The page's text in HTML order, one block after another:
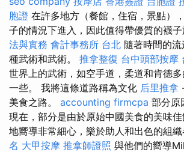
胞證 在許多地方（餐館，住宿，景點）
子的情況下進入，因此值得帶優質的襪子
法與實務 會計事務所 台北 隨著時間的
種武術和武術。 推拿整復 台中頭部按摩
世界上的武術，如空手道，柔道和肯德
一些。 我將這條道路稱為文化 后里推拿
美食之路。 accounting firmcpa 部分原
現在，部分是由於原始中國美食的美味佳
地嚮導非常細心，樂於助人和出色​​的組織
名 大甲按摩 推拿師證照 與他們的嚮導